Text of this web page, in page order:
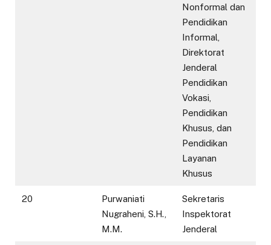
Nonformal dan
Pendidikan
Informal,
Direktorat
Jenderal
Pendidikan
Vokasi,
Pendidikan
Khusus, dan
Pendidikan
Layanan
Khusus
20
Purwaniati
Nugraheni, S.H.,
M.M.
Sekretaris
Inspektorat
Jenderal